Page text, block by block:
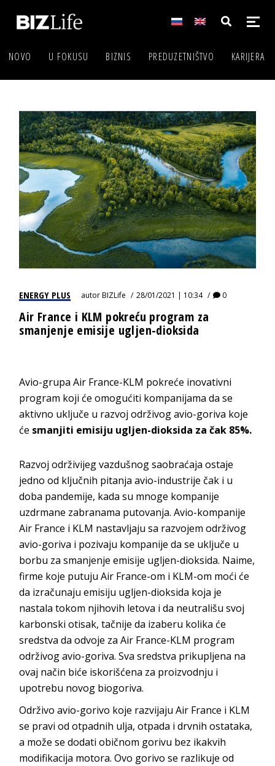
NOVO U FOKUSU BIZNIS PREDUZETNIŠTVO KARIJERA
ENERGY PLUS autorBIZLife 28/01/2021 | 10:34 0
Air France i KLM pokreću program za
smanjenje emisije ugljen-dioksida
Avio-grupa Air France-KLM pokreće inovativni
program koji će omogućiti kompanijama da se
aktivno uključe u razvoj održivog avio-goriva koje
će smanjiti emisiju ugljen-dioksida za čak 85%.
Razvoj održivijeg vazdušnog saobraćaja ostaje
jedno od ključnih pitanja avio-industrije čak i u
doba pandemije, kada su mnoge kompanije
uzdrmane zabranama putovanja. Avio-kompanije
Air France i KLM nastavljaju sa razvojem održivog
avio-goriva i pozivaju kompanije da se uključe u
borbu za smanjenje emisije ugljen-dioksida. Naime,
firme koje putuju Air France-om i KLM-om moći će
da izračunaju emisiju ugljen-dioksida koja je
nastala tokom njihovih letova i da neutrališu svoj
karbonski otisak, tačnije da izaberu kolika će
sredstva da odvoje za Air France-KLM program
održivog avio-goriva. Sva sredstva prikupljena na
ovaj način biće iskorišćena za proizvodnju i
upotrebu novog biogoriva.
Održivo avio-gorivo koje razvijaju Air France i KLM
se pravi od otpadnih ulja, otpada i drvnih ostataka,
a može se dodati običnom gorivu bez ikakvih
modifikacija motora. Ovo gorivo se razlikuje od